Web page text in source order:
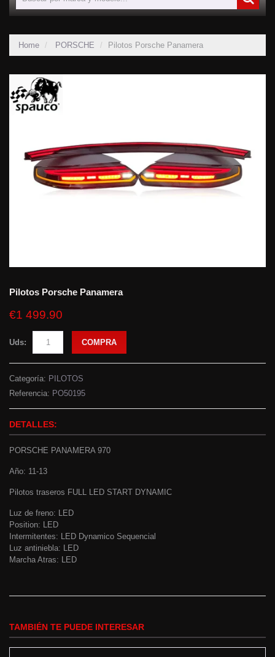
Home PORSCHE Pilotos Porsche Panamera
Pilotos Porsche Panamera
€1 499.90
Uds: COMPRA
Categoría: PILOTOS
Referencia: PO50195
DETALLES:
PORSCHE PANAMERA 970
Año: 11-13
Pilotos traseros FULL LED START DYNAMIC
Luz de freno: LED
Position: LED
Intermitentes: LED Dynamico Sequencial
Luz antiniebla: LED
Marcha Atras: LED
TAMBIÉN TE PUEDE INTERESAR